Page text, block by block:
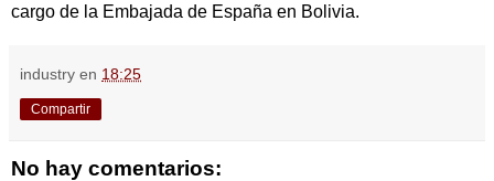
cargo de la Embajada de España en Bolivia.
industry en 18:25
Compartir
No hay comentarios: